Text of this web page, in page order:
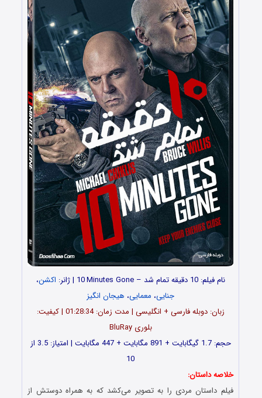
نام فیلم: 10 دقیقه تمام شد – 10 iMinutes Gone | ژانر: اکشن،
جنایی، معمایی، هیجان انگیز
زبان: دوبله فارسی + انگلیسی | مدت زمان: 01:28:34 | کیفیت:
بلوری BluRay
حجم: 1.7 گیگابایت + 891 مگابایت + 447 مگابایت | امتیاز: 3.5 از
10
خلاصه داستان:
فیلم داستان مردی را به تصویر می‌کشد که به همراه دوستش از